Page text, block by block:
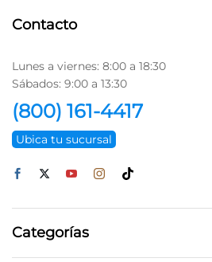
Contacto
Lunes a viernes: 8:00 a 18:30
Sábados: 9:00 a 13:30
(800) 161-4417
Ubica tu sucursal
Categorías